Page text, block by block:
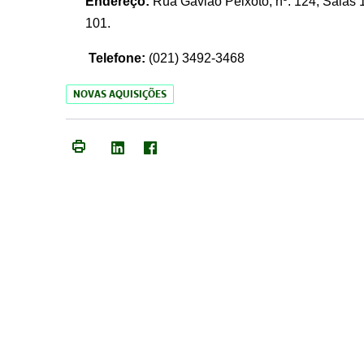
101.
Telefone: (021) 3492-3468
NOVAS AQUISIÇÕES